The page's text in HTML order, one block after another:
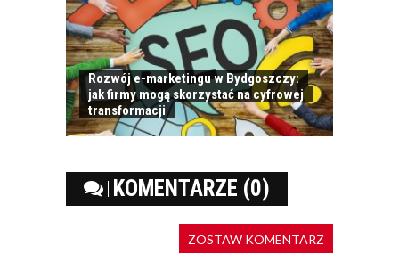
Rozwój e-marketingu w Bydgoszczy:
jak firmy mogą skorzystać na cyfrowej
transformacji
KOMENTARZE (0)
ZOSTAW KOMENTARZ
DO KOŃCA ROKU
INDEKSY NA GPW
MOGĄ WZROSNĄĆ O
5–10 PROC.
ATRAKCYJNE
INWESTYCJE W...
RAPORT: „RYNEK
SPOTKAŃ
BIZNESOWYCH POD